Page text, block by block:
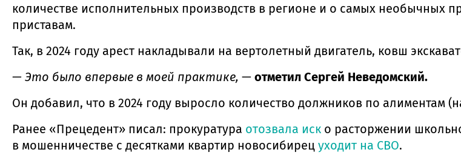
количестве исполнительных производств в регионе и о самых необычных
приставам.
Так, в 2024 году арест накладывали на вертолетный двигатель, ковш
— Это было впервые в моей практике, — отметил Сергей Неведомский.
Он добавил, что в 2024 году выросло количество должников по алиментам
Ранее «Прецедент» писал: прокуратура отозвала иск о расторжении
в мошенничестве с десятками квартир новосибирец уходит на СВО.